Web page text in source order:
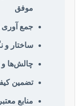
موفق
جمع آوری
ساختار و
چالش‌ها و
تضمین
منابع